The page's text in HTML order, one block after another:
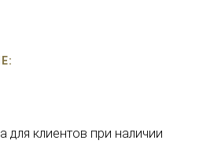
для клиентов при наличии